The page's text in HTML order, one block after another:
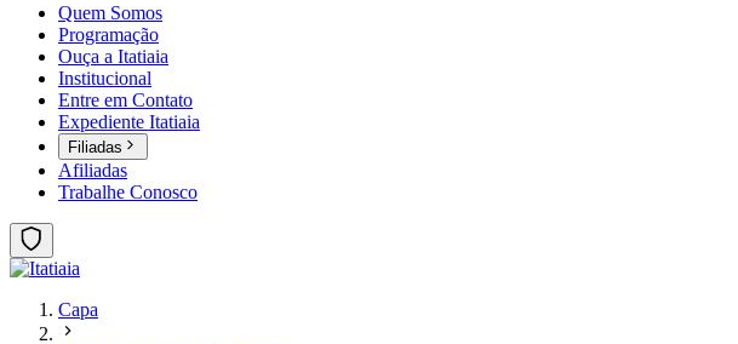
Quem Somos
Programação
Ouça a Itatiaia
Institucional
Entre em Contato
Expediente Itatiaia
Filiadas
Afiliadas
Trabalhe Conosco
Capa